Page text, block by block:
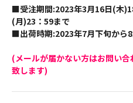
■受注期間:2023年3月16日(木
(月)23：59まで
■出荷時期:2023年7月下旬から
(メールが届かない方はお問い
致します)